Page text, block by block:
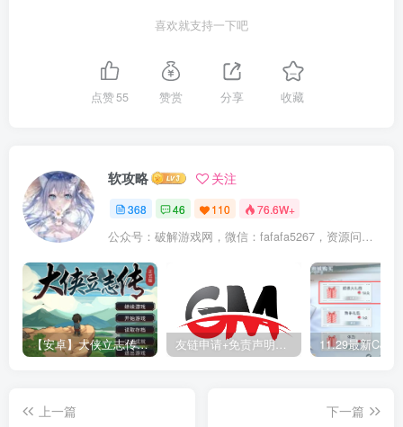
喜欢就支持一下吧
点赞55 赞赏 分享 收藏
软攻略 关注
368 46 110 76.6W+
公众号：破解游戏网，微信：fafafa5267，资源问题可以公众号留言或者这里留言，抽空看到回复
【安卓】大侠立志传最新版，联动逸剑风云决DLC+内置作弊控制台 友链申请+免责声明+广告合作+关于我们
上一篇
下一篇